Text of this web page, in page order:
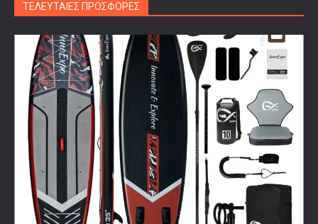
ΤΕΛΕΥΤΑΙΕΣ ΠΡΟΣΦΟΡΕΣ